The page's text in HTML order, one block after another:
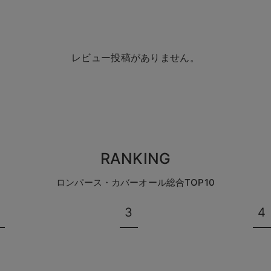
レビュー投稿がありません。
RANKING
ロンパース・カバーオール総合TOP10
3 4